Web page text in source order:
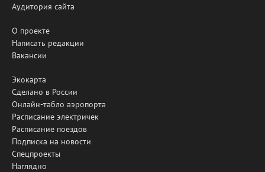
Аудитория сайта
О проекте
Написать редакции
Вакансии
Экокарта
Сделано в России
Онлайн-табло аэропорта
Расписание электричек
Расписание поездов
Подписка на новости
Спецпроекты
Наглядно